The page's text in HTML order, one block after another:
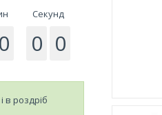
0
Секунд
0 0
в роздріб